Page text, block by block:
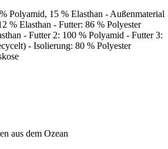
Polyamid, 15 % Elasthan - Außenmaterial
% Elasthan - Futter: 86 % Polyester
- Futter 2: 100 % Polyamid - Futter 3:
- Isolierung: 80 % Polyester
aus dem Ozean